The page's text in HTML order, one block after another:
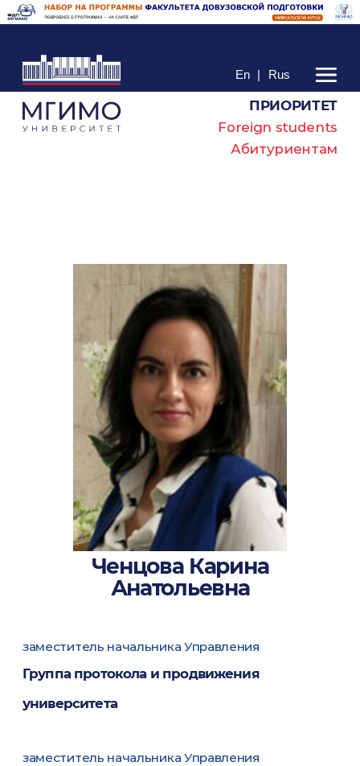
En | Rus
ПРИОРИТЕТ
Foreign students
Абитуриентам
Ченцова Карина
Анатольевна
заместитель начальника Управления
Группа протокола и продвижения
университета
заместитель начальника Управления